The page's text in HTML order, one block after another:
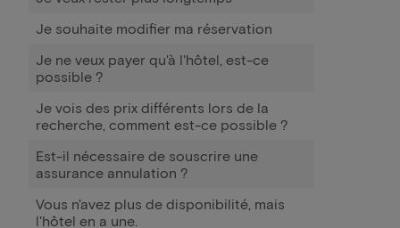
Je souhaite modifier ma réservation
Je ne veux payer qu'à l'hôtel, est-ce
possible ?
Je vois des prix différents lors de la
recherche, comment est-ce possible ?
Est-il nécessaire de souscrire une
assurance annulation ?
Vous n'avez plus de disponibilité, mais
l'hôtel en a une.